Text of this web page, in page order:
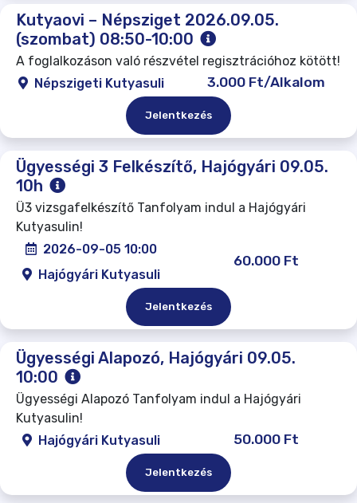
Kutyaovi – Népsziget 2026.09.05.
(szombat) 08:50-10:00
A foglalkozáson való részvétel regisztrációhoz kötött!
Népszigeti Kutyasuli
3.000 Ft/Alkalom
Jelentkezés
Ügyességi 3 Felkészítő, Hajógyári 09.05.
10h
Ü3 vizsgafelkészítő Tanfolyam indul a Hajógyári
Kutyasulin!
2026-09-05 10:00
Hajógyári Kutyasuli
60.000 Ft
Jelentkezés
Ügyességi Alapozó, Hajógyári 09.05.
10:00
Ügyességi Alapozó Tanfolyam indul a Hajógyári
Kutyasulin!
Hajógyári Kutyasuli
50.000 Ft
Jelentkezés